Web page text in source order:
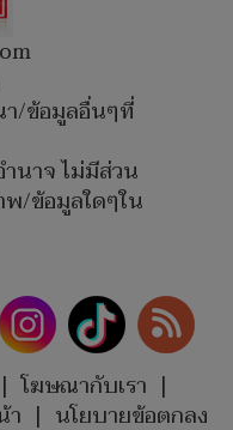
/ข้อมูลอื่นๆที่
นาจ ไม่มีส่วน
พ/ข้อมูลใดๆใน
| โฆษณากับเรา |
า | นโยบายข้อตกลง